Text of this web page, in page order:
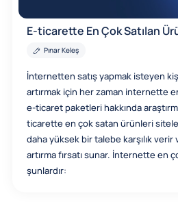
E-ticarette En Çok Satılan
Pınar Keleş
İnternetten satış yapmak isteyen
artırmak için her zaman internette
e-ticaret paketleri hakkında
ticarette en çok satan ürünleri
daha yüksek bir talebe karşılık verir
artırma fırsatı sunar. İnternette en
şunlardır: